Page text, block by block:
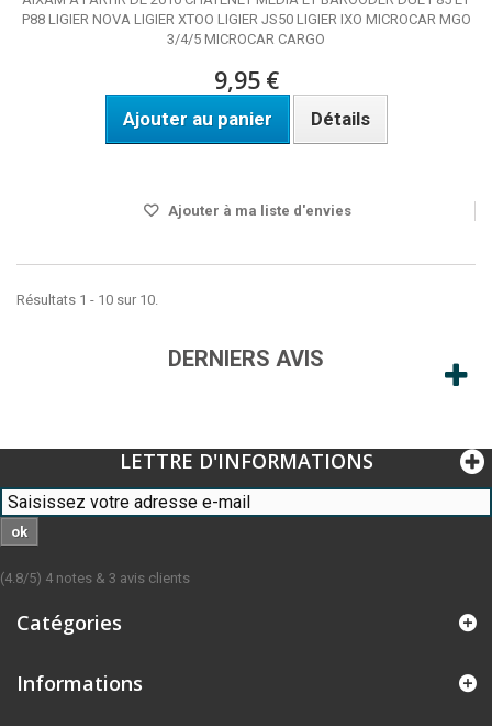
P88 LIGIER NOVA LIGIER XTOO LIGIER JS50 LIGIER IXO MICROCAR MGO
3/4/5 MICROCAR CARGO
9,95 €
Ajouter au panier Détails
Ajouter à ma liste d'envies
Résultats 1 - 10 sur 10.
DERNIERS AVIS
LETTRE D'INFORMATIONS
ok
(4.8/5) 4 notes & 3 avis clients
Catégories
Informations